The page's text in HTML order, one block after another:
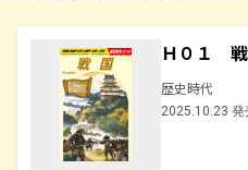
Ｈ０１
歴史時代
2025.10.23 発